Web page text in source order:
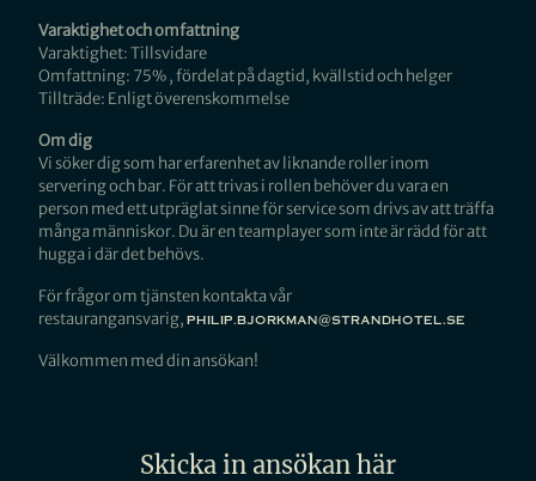
Varaktighet och omfattning
Varaktighet: Tillsvidare
Omfattning: 75% , fördelat på dagtid, kvällstid och helger
Tillträde: Enligt överenskommelse
Om dig
Vi söker dig som har erfarenhet av liknande roller inom
servering och bar. För att trivas i rollen behöver du vara en
person med ett utpräglat sinne för service som drivs av att träffa
många människor. Du är en teamplayer som inte är rädd för att
hugga i där det behövs.
För frågor om tjänsten kontakta vår
restaurangansvarig, philip.bjorkman@strandhotel.se
Välkommen med din ansökan!
Skicka in ansökan här